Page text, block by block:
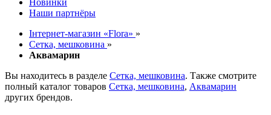
Новинки
Наши партнёры
Інтернет-магазин «Flora» »
Сетка, мешковина »
Аквамарин
Вы находитесь в разделе Сетка, мешковина. Также смотрите
полный каталог товаров Сетка, мешковина, Аквамарин
других брендов.